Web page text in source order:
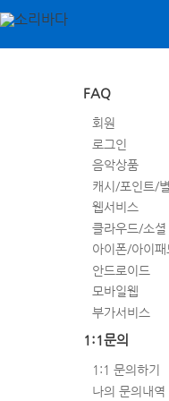
FAQ
회원
로그인
음악상품
캐시/포인트/별
웹서비스
클라우드/소셜
아이폰/아이패
안드로이드
모바일웹
부가서비스
1:1문의
1:1 문의하기
나의 문의내역